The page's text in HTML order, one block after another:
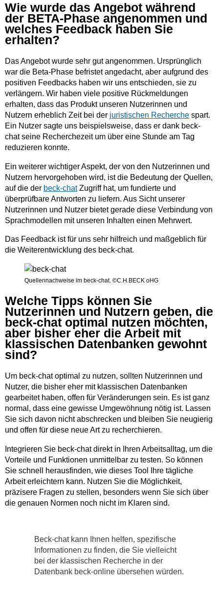
Wie wurde das Angebot während
der BETA-Phase angenommen und
welches Feedback haben Sie
erhalten?
Das Angebot wurde sehr gut angenommen. Ursprünglich
war die Beta-Phase befristet angedacht, aber aufgrund des
positiven Feedbacks haben wir uns entschieden, sie zu
verlängern. Wir haben viele positive Rückmeldungen
erhalten, dass das Produkt unseren Nutzerinnen und
Nutzern erheblich Zeit bei der juristischen Recherche spart.
Ein Nutzer sagte uns beispielsweise, dass er dank beck-
chat seine Recherchezeit um über eine Stunde am Tag
reduzieren konnte.
Ein weiterer wichtiger Aspekt, der von den Nutzerinnen und
Nutzern hervorgehoben wird, ist die Bedeutung der Quellen,
auf die der beck-chatZugriff hat, um fundierte und
überprüfbare Antworten zu liefern. Aus Sicht unserer
Nutzerinnen und Nutzer bietet gerade diese Verbindung von
Sprachmodellen mit unseren Inhalten einen Mehrwert.
Das Feedback ist für uns sehr hilfreich und maßgeblich für
die Weiterentwicklung des beck-chat.
Quellennachweise im beck-chat. ©C.H.BECK oHG
Welche Tipps können Sie
Nutzerinnen und Nutzern geben, die
beck-chat optimal nutzen möchten,
aber bisher eher die Arbeit mit
klassischen Datenbanken gewohnt
sind?
Um beck-chat optimal zu nutzen, sollten Nutzerinnen und
Nutzer, die bisher eher mit klassischen Datenbanken
gearbeitet haben, offen für Veränderungen sein. Es ist ganz
normal, dass eine gewisse Umgewöhnung nötig ist. Lassen
Sie sich davon nicht abschrecken und bleiben Sie neugierig
und offen für diese neue Art zu recherchieren.
Integrieren Sie beck-chat direkt in Ihren Arbeitsalltag, um die
Vorteile und Funktionen unmittelbar zu testen. So können
Sie schnell herausfinden, wie dieses Tool Ihre tägliche
Arbeit erleichtern kann. Nutzen Sie die Möglichkeit,
präzisere Fragen zu stellen, besonders wenn Sie sich über
die genauen Normen noch nicht im Klaren sind.
Beck-chat kann Ihnen helfen, spezifische
Informationen zu finden, die Sie vielleicht
bei der klassischen Recherche in der
Datenbank beck-online übersehen würden.